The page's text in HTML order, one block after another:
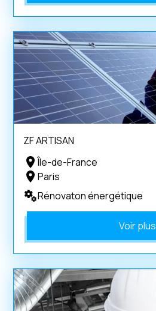
ZF ARTISAN
Île-de-France
Paris
Rénovaton énergétique
Voir plus